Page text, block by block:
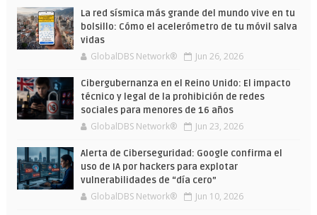
La red sísmica más grande del mundo vive en tu
bolsillo: Cómo el acelerómetro de tu móvil salva
vidas
GlobalDBS Network® Jun 26, 2026
Cibergubernanza en el Reino Unido: El impacto
técnico y legal de la prohibición de redes
sociales para menores de 16 años
GlobalDBS Network® Jun 23, 2026
Alerta de Ciberseguridad: Google confirma el
uso de IA por hackers para explotar
vulnerabilidades de “día cero”
GlobalDBS Network® Jun 10, 2026